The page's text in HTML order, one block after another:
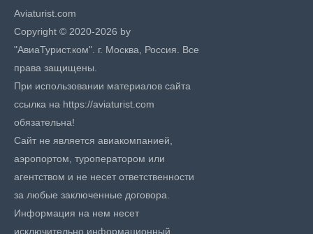
Aviaturist.com
Copyright © 2020-2026 by
"АвиаТурист.ком". г. Москва, Россия. Все
права защищены.
При использовании материалов сайта
ссылка на https://aviaturist.com
обязательна!
Сайт не является авиакомпанией,
аэропортом, туроператором или
агентством и не несет ответственности
за любые заключенные договора.
Информация на нем несет
исключительно информационный